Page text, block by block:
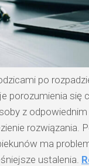
po
porozumienia się
z
rozwiązania.
ma
ustalenia.